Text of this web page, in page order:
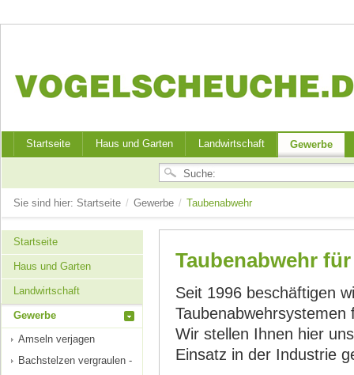
Startseite Haus und Garten Landwirtschaft Gewerbe
Sie sind hier: Startseite / Gewerbe / Taubenabwehr
Startseite
Haus und Garten
Landwirtschaft
Gewerbe
Amseln verjagen
Bachstelzen vergraulen -
Taubenabwehr
Seit 1996 beschäftigen
Wir stellen Ihnen hier
Einsatz in der Industrie